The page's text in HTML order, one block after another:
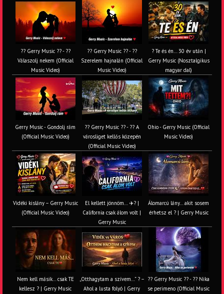
?? Gerry Music ?? - ??
Válaszolj nekem (Official
Music Video)
?? Gerry Music ?? - ??
Szerelem hajnalán (Official
Music Video)
? Te és én… 30 év után |
Gerry Music (Nosztalgikus
magyar dal)
Gerry Music - Gondolj rám
(Official Music Video)
?? Gerry Music ?? - ?? A
városliget kellős közepén
(Official Music Video)
Ohio - Gerry Music (Official
Music Video)
Vidéki kislány – Gerry Music
(Official Music Video)
El kellett jönnöm… ✈️? |
California csak álom volt |
Gerry Music
Álomarcú lány… akit sosem
érhetsz el ? | Gerry Music
Nem kell másik… csak TE
kellesz ? | Gerry Music
„Otthagytam a szívem…” ? –
Ahol a lusta folyó | Gerry
?? Gerry Music ?? - ?? Nika
se perimeno (Official Music